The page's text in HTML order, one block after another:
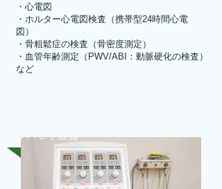
・心電図
・ホルター心電図検査（携帯型24時間心電
図）
・骨粗鬆症の検査（骨密度測定）
・血管年齢測定（PWV/ABI：動脈硬化の検査）
など
リハビリ設備